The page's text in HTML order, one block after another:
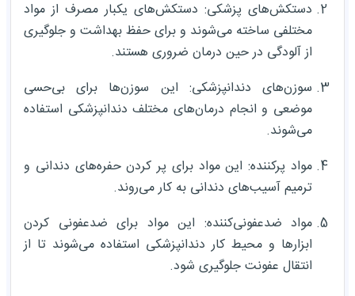
دستکش‌های پزشکی: دستکش‌های یکبار مصرف از مواد
مختلفی ساخته می‌شوند و برای حفظ بهداشت و جلوگیری
از آلودگی در حین درمان ضروری هستند.
سوزن‌های دندانپزشکی: این سوزن‌ها برای بی‌حسی
موضعی و انجام درمان‌های مختلف دندانپزشکی استفاده
می‌شوند.
مواد پرکننده: این مواد برای پر کردن حفره‌های دندانی و
ترمیم آسیب‌های دندانی به کار می‌روند.
مواد ضدعفونی‌کننده: این مواد برای ضدعفونی کردن
ابزارها و محیط کار دندانپزشکی استفاده می‌شوند تا از
انتقال عفونت جلوگیری شود.